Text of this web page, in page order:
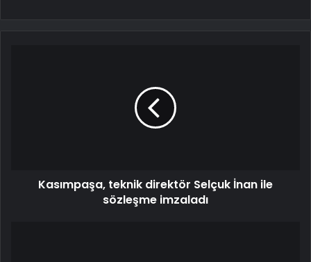
Kasımpaşa, teknik direktör Selçuk İnan ile
sözleşme imzaladı